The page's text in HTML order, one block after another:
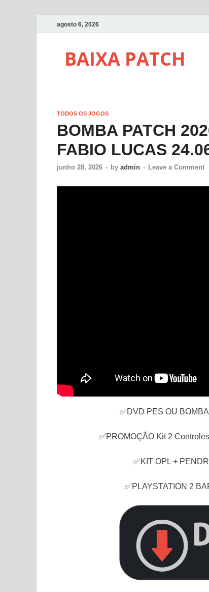
agosto 6, 2026
BAIXA PATCH
TODOS OS JOGOS
BOMBA PATCH
FABIO LUCAS
junho 28, 2026 - by admin - Leave a Comment
✅DVD PES OU
✅PROMOÇÃO Kit 2
✅KIT OPL +
✅PLAYSTATION 2